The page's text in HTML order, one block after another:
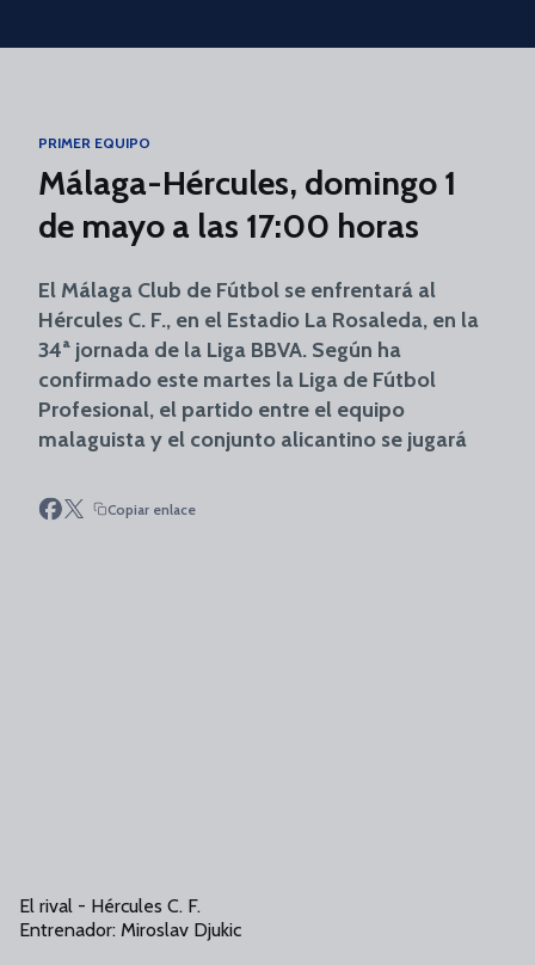
Skip to main content
PRIMER EQUIPO
Málaga-Hércules, domingo 1
de mayo a las 17:00 horas
El Málaga Club de Fútbol se enfrentará al
Hércules C. F., en el Estadio La Rosaleda, en la
34ª jornada de la Liga BBVA. Según ha
confirmado este martes la Liga de Fútbol
Profesional, el partido entre el equipo
malaguista y el conjunto alicantino se jugará
Copiar enlace
El rival - Hércules C. F.
Entrenador: Miroslav Djukic